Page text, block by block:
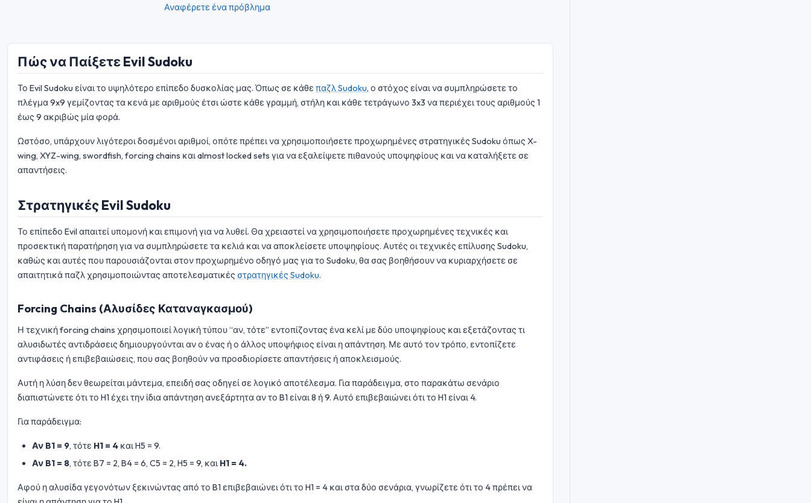
Αναφέρετε ένα πρόβλημα
Πώς να Παίξετε Evil Sudoku
Το Evil Sudoku είναι το υψηλότερο επίπεδο δυσκολίας μας. Όπως σε κάθε παζλ Sudoku, ο στόχος είναι να συμπληρώσετε το
πλέγμα 9x9 γεμίζοντας τα κενά με αριθμούς έτσι ώστε κάθε γραμμή, στήλη και κάθε τετράγωνο 3x3 να περιέχει τους αριθμούς 1
έως 9 ακριβώς μία φορά.
Ωστόσο, υπάρχουν λιγότεροι δοσμένοι αριθμοί, οπότε πρέπει να χρησιμοποιήσετε προχωρημένες στρατηγικές Sudoku όπως X-
wing, XYZ-wing, swordfish, forcing chains και almost locked sets για να εξαλείψετε πιθανούς υποψηφίους και να καταλήξετε σε
απαντήσεις.
Στρατηγικές Evil Sudoku
Το επίπεδο Evil απαιτεί υπομονή και επιμονή για να λυθεί. Θα χρειαστεί να χρησιμοποιήσετε προχωρημένες τεχνικές και
προσεκτική παρατήρηση για να συμπληρώσετε τα κελιά και να αποκλείσετε υποψηφίους. Αυτές οι τεχνικές επίλυσης Sudoku,
καθώς και αυτές που παρουσιάζονται στον προχωρημένο οδηγό μας για το Sudoku, θα σας βοηθήσουν να κυριαρχήσετε σε
απαιτητικά παζλ χρησιμοποιώντας αποτελεσματικές στρατηγικές Sudoku.
Forcing Chains (Αλυσίδες Καταναγκασμού)
Η τεχνική forcing chains χρησιμοποιεί λογική τύπου “αν, τότε” εντοπίζοντας ένα κελί με δύο υποψηφίους και εξετάζοντας τι
αλυσιδωτές αντιδράσεις δημιουργούνται αν ο ένας ή ο άλλος υποψήφιος είναι η απάντηση. Με αυτό τον τρόπο, εντοπίζετε
αντιφάσεις ή επιβεβαιώσεις, που σας βοηθούν να προσδιορίσετε απαντήσεις ή αποκλεισμούς.
Αυτή η λύση δεν θεωρείται μάντεμα, επειδή σας οδηγεί σε λογικό αποτέλεσμα. Για παράδειγμα, στο παρακάτω σενάριο
διαπιστώνετε ότι το H1 έχει την ίδια απάντηση ανεξάρτητα αν το B1 είναι 8 ή 9. Αυτό επιβεβαιώνει ότι το H1 είναι 4.
Για παράδειγμα:
Αν B1 = 9, τότε H1 = 4 και H5 = 9.
Αν B1 = 8, τότε B7 = 2, B4 = 6, C5 = 2, H5 = 9, και H1 = 4.
Αφού η αλυσίδα γεγονότων ξεκινώντας από το B1 επιβεβαιώνει ότι το H1 = 4 και στα δύο σενάρια, γνωρίζετε ότι το 4 πρέπει να